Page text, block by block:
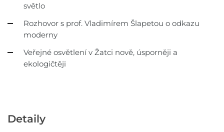
světlo
Rozhovor s prof. Vladimírem Šlapetou o odkazu
moderny
Veřejné osvětlení v Žatci nově, úsporněji a
ekologičtěji
Detaily